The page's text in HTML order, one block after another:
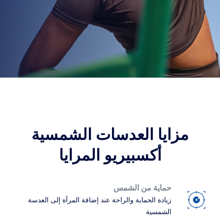
عدسات الشمس رؤية مع أسلوب
بلو يو في حلول الفلترة للعدسات اليومية
تعزيز
مزايا العدسات الشمسية
أكسبيريو المرايا
حماية من الشمس
زيادة الحماية والراحة عند إضافة المرآة إلى العدسة
الشمسية